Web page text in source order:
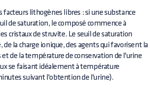
facteurs lithogènes libres : si une substance
de saturation, le composé commence à
cristaux de struvite. Le seuil de saturation
de la charge ionique, des agents qui favorisent la
de la température de conservation de l'urine
se faisant idéalement à température
suivant l'obtention de l'urine).